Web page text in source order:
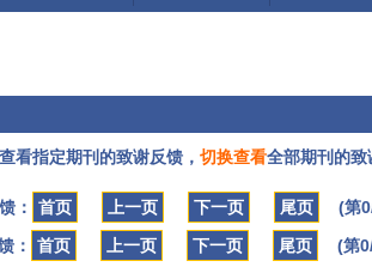
看指定期刊的致谢反馈， 切换查看全部期刊的致
： 首页 上一页 下一页 尾页
(第
：
首页 上一页 下一页 尾页 (第